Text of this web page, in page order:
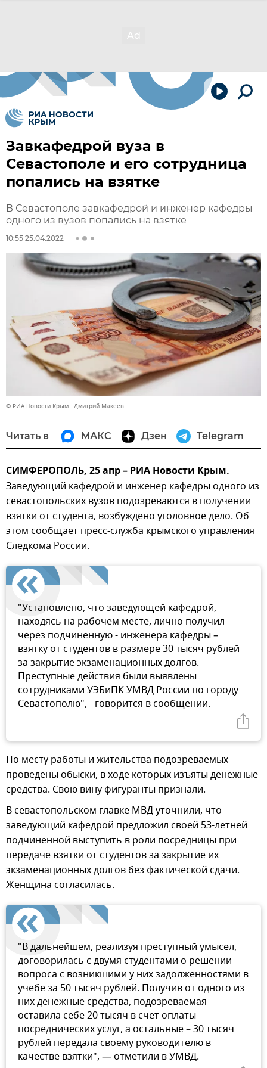
Завкафедрой вуза в
Севастополе и его сотрудница
попались на взятке
В Севастополе завкафедрой и инженер кафедры
одного из вузов попались на взятке
10:55 25.04.2022
© РИА Новости Крым . Дмитрий Макеев
Читать в МАКС Дзен Telegram
СИМФЕРОПОЛЬ, 25 апр – РИА Новости Крым.
Заведующий кафедрой и инженер кафедры одного из
севастопольских вузов подозреваются в получении
взятки от студента, возбуждено уголовное дело. Об
этом сообщает пресс-служба крымского управления
Следкома России.
"Установлено, что заведующей кафедрой,
находясь на рабочем месте, лично получил
через подчиненную - инженера кафедры –
взятку от студентов в размере 30 тысяч рублей
за закрытие экзаменационных долгов.
Преступные действия были выявлены
сотрудниками УЭБиПК УМВД России по городу
Севастополю", - говорится в сообщении.
По месту работы и жительства подозреваемых
проведены обыски, в ходе которых изъяты денежные
средства. Свою вину фигуранты признали.
В севастопольском главке МВД уточнили, что
заведующий кафедрой предложил своей 53-летней
подчиненной выступить в роли посредницы при
передаче взятки от студентов за закрытие их
экзаменационных долгов без фактической сдачи.
Женщина согласилась.
"В дальнейшем, реализуя преступный умысел,
договорилась с двумя студентами о решении
вопроса с возникшими у них задолженностями в
учебе за 50 тысяч рублей. Получив от одного из
них денежные средства, подозреваемая
оставила себе 20 тысяч в счет оплаты
посреднических услуг, а остальные – 30 тысяч
рублей передала своему руководителю в
качестве взятки", — отметили в УМВД.